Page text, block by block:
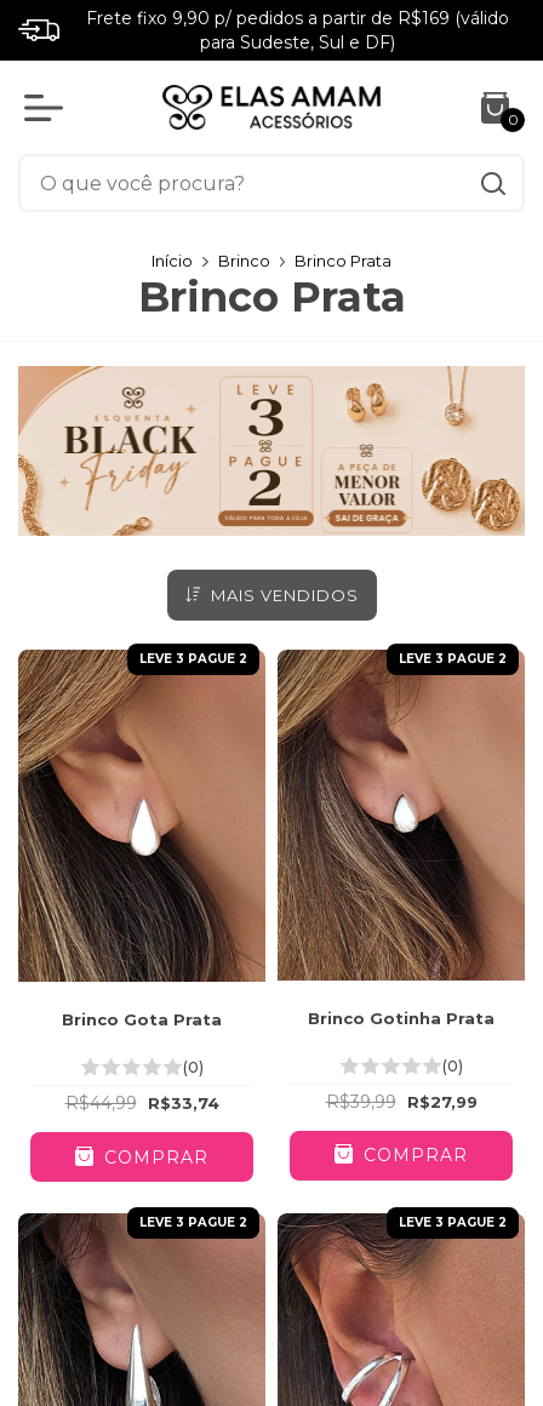
Frete fixo 9,90 p/ pedidos a partir de R$169 (válido
para Sudeste, Sul e DF)
0
Início Brinco Brinco Prata
Brinco Prata
MAIS VENDIDOS
LEVE 3 PAGUE 2
Brinco Gota Prata
(0)
R$44,99 R$33,74
COMPRAR
LEVE 3 PAGUE 2
Brinco Gotinha Prata
(0)
R$39,99 R$27,99
COMPRAR
LEVE 3 PAGUE 2 LEVE 3 PAGUE 2